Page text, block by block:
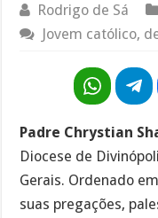
Rodrigo de Sá
Jovem católico,
Padre Chrystian
Diocese de
Gerais. Ordenado
suas pregações,